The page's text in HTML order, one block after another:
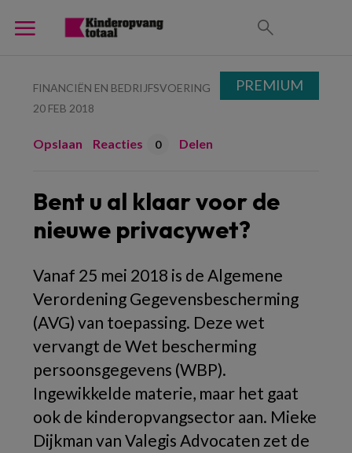
FINANCIËN EN BEDRIJFSVOERING
20 FEB 2018
Opslaan Reacties 0 Delen
Bent u al klaar voor de
nieuwe privacywet?
Vanaf 25 mei 2018 is de Algemene
Verordening Gegevensbescherming
(AVG) van toepassing. Deze wet
vervangt de Wet bescherming
persoonsgegevens (WBP).
Ingewikkelde materie, maar het gaat
ook de kinderopvangsector aan. Mieke
Dijkman van Valegis Advocaten zet de
PREMIUM